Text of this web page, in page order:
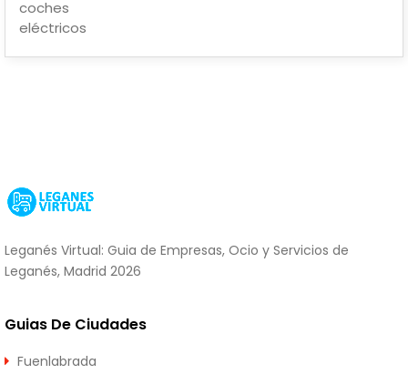
Leganés Virtual: Guia de Empresas, Ocio y Servicios de
Leganés, Madrid 2026
Guias De Ciudades
Fuenlabrada